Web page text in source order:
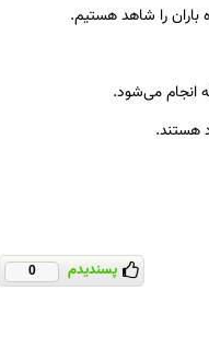
باران را شاهد هستیم.
هستند.
پسندیدم 0